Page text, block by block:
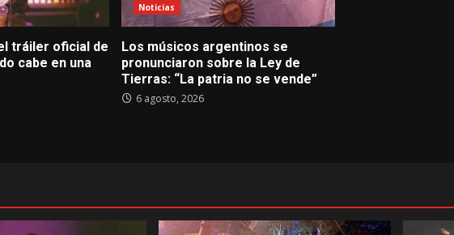
tráiler oficial de
cabe en una
Noticias
Los músicos argentinos se
pronunciaron sobre la Ley de
Tierras: “La patria no se vende”
6 agosto, 2026